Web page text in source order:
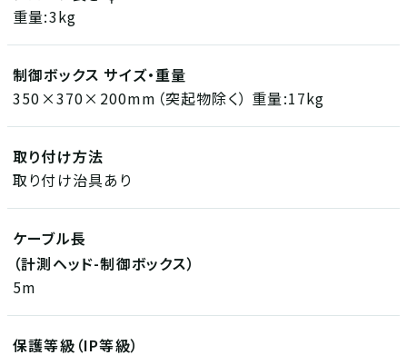
重量:3kg
制御ボックス サイズ・重量
350×370×200mm（突起物除く） 重量:17kg
取り付け方法
取り付け治具あり
ケーブル長
（計測ヘッド-制御ボックス）
5m
保護等級（IP等級）